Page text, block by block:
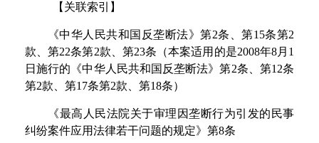
【关联索引】
《中华人民共和国反垄断法》第2条、第1 5条第2
款、第22条第2款、 第23条（本案适用的是2008年8月 1
日施行的《中华人民共和国反垄断法》第2条、 第1 2条
第2款、 第1 7条第2款、 第18条）
《最高人民法院关于审理因垄断行为引发的民事
纠纷案件应用法律若干问题的规定》 第8条